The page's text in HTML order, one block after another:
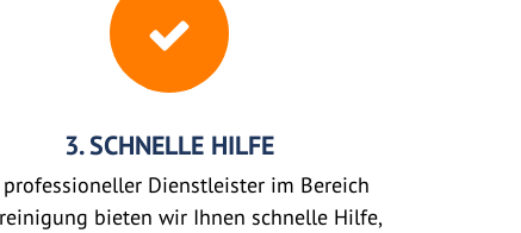
3. SCHNELLE HILFE
Dienstleister im Bereich
bieten wir Ihnen schnelle Hilfe,